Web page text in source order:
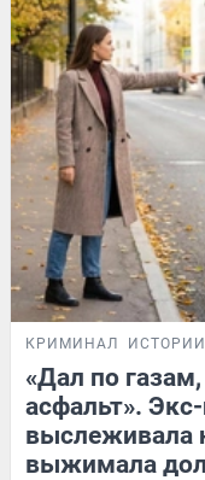
КРИМИНАЛ ИСТОРИИ
«Дал по
асфальт».
выслеживала
выжимала